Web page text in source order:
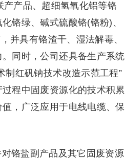
产品、超细氢氧化铝等铬
铬绿、碱式硫酸铬(铬粉)、
并具有铬渣干、湿法解毒、
同时，公司还具备生产系统
制红矾钠技术改造示范工程”
程中固废资源化的技术积累
，广泛应用于电线电缆、保
铬盐副产品及其它固废资源